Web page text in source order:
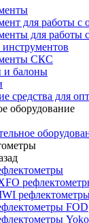
для работы с
для работы
СКС
и балоны
средства для
оборудование
FOD